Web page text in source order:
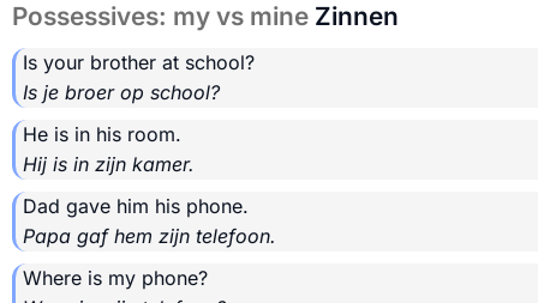
Possessives: my vs mine Zinnen
Is your brother at school?
Is je broer op school?
He is in his room.
Hij is in zijn kamer.
Dad gave him his phone.
Papa gaf hem zijn telefoon.
Where is my phone?